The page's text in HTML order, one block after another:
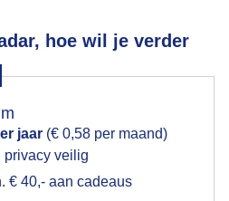
hoe wil je verder
jaar (€ 0,58 per maand)
privacy veilig
€ 40,- aan cadeaus
gebruiken voor het
akkoord op hebt gegeven,